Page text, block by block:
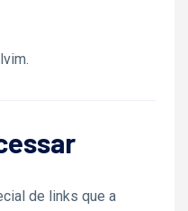
de links que a